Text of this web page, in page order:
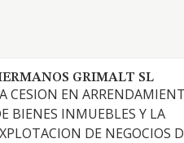
GRIMALT SL
CESION EN
BIENES INMUEBLES Y LA
DE NEGOCIOS